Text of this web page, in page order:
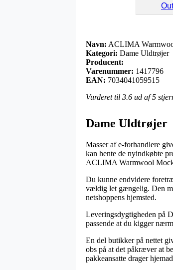
Navn: ACLIMA
Kategori: Dame Uldtrøjer
Producent:
Varenummer: 1417796
EAN: 7034041059515
Vurderet til 3.6 ud af 5
Dame Uldtrøjer
Masser af e-forhandlere
kan hente de nyindkøbte
ACLIMA Warmwool
Du kunne endvidere
vældig let gængelig. Den
netshoppens hjemsted.
Leveringsdygtigheden på
passende at du kigger
En del butikker på nettet
obs på at det påkræver at
pakkeansatte drager